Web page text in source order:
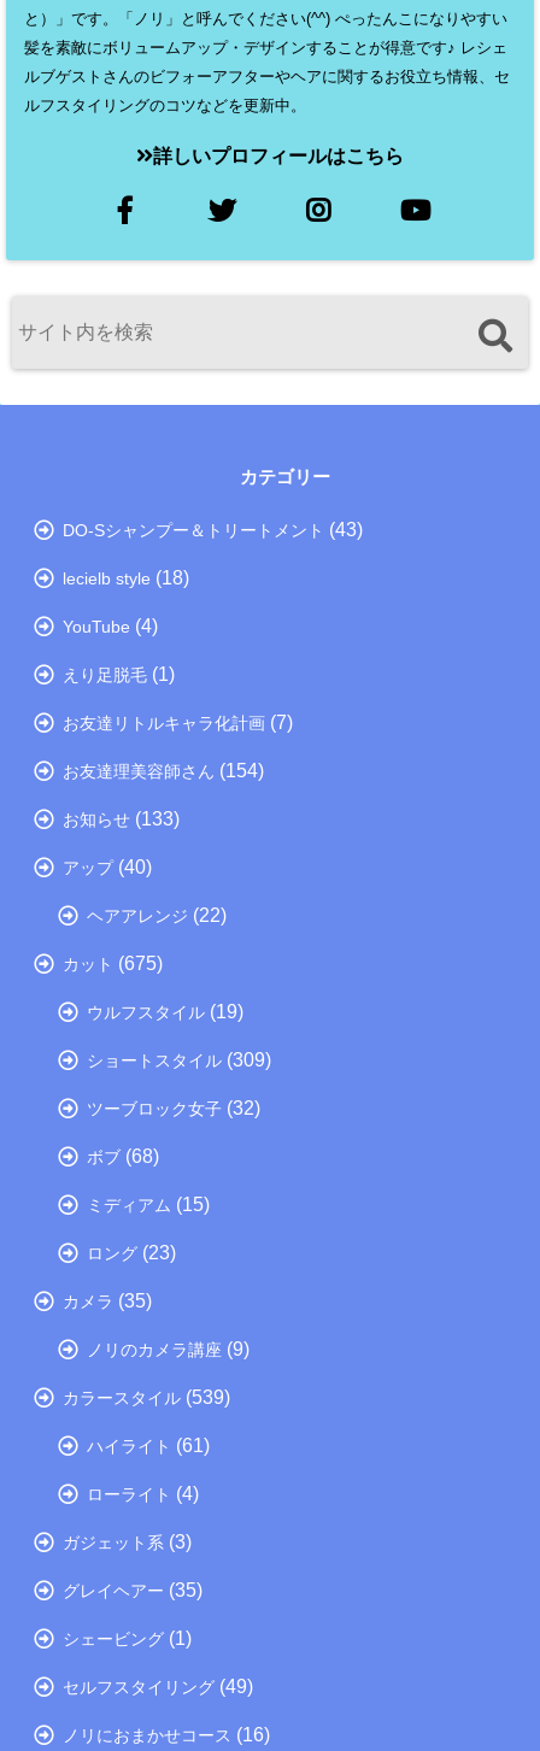
と）」です。「ノリ」と呼んでください(^^) ぺったんこになりやすい
髪を素敵にボリュームアップ・デザインすることが得意です♪ レシェ
ルブゲストさんのビフォーアフターやヘアに関するお役立ち情報、セ
ルフスタイリングのコツなどを更新中。
詳しいプロフィールはこちら
カテゴリー
DO-Sシャンプー＆トリートメント (43)
lecielb style (18)
YouTube (4)
えり足脱毛 (1)
お友達リトルキャラ化計画 (7)
お友達理美容師さん (154)
お知らせ (133)
アップ(40)
ヘアアレンジ (22)
カット (675)
ウルフスタイル (19)
ショートスタイル (309)
ツーブロック女子 (32)
ボブ (68)
ミディアム (15)
ロング (23)
カメラ (35)
ノリのカメラ講座 (9)
カラースタイル (539)
ハイライト (61)
ローライト (4)
ガジェット系 (3)
グレイヘアー (35)
シェービング (1)
セルフスタイリング (49)
ノリにおまかせコース (16)